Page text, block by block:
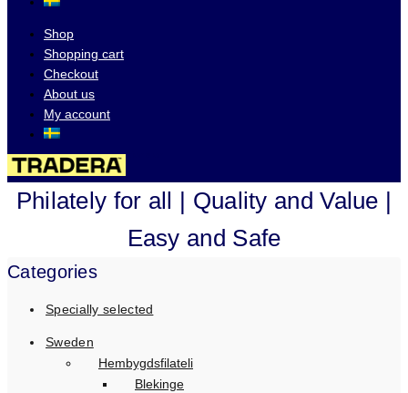
Shop
Shopping cart
Checkout
About us
My account
Visit our auctions on
Philately for all | Quality and Value |
Easy and Safe
Categories
Specially selected
Sweden
Hembygdsfilateli
Blekinge